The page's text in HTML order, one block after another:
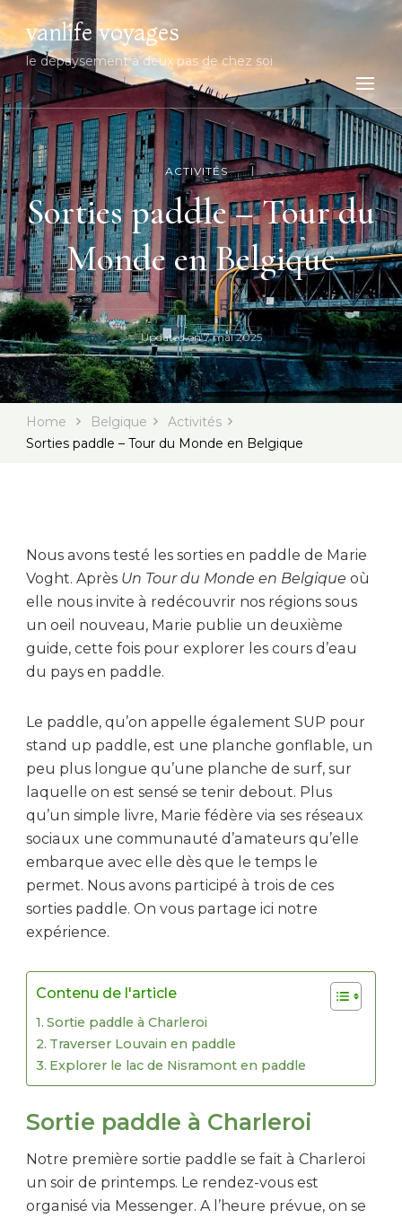
vanlife voyages
le dépaysement à deux pas de chez soi
ACTIVITÉS
Sorties paddle – Tour du
Monde en Belgique
Updated on7 mai 2025
Home Belgique
Activités
Sorties paddle – Tour du Monde en Belgique
Nous avons testé les sorties en paddle de Marie
Voght. Après Un Tour du Monde en Belgique où
elle nous invite à redécouvrir nos régions sous
un oeil nouveau, Marie publie un deuxième
guide, cette fois pour explorer les cours d’eau
du pays en paddle.
Le paddle, qu’on appelle également SUP pour
stand up paddle, est une planche gonflable, un
peu plus longue qu’une planche de surf, sur
laquelle on est sensé se tenir debout. Plus
qu’un simple livre, Marie fédère via ses réseaux
sociaux une communauté d’amateurs qu’elle
embarque avec elle dès que le temps le
permet. Nous avons participé à trois de ces
sorties paddle. On vous partage ici notre
expérience.
Contenu de l'article
Sortie paddle à Charleroi
Traverser Louvain en paddle
Explorer le lac de Nisramont en paddle
Sortie paddle à Charleroi
Notre première sortie paddle se fait à Charleroi
un soir de printemps. Le rendez-vous est
organisé via Messenger. A l’heure prévue, on se